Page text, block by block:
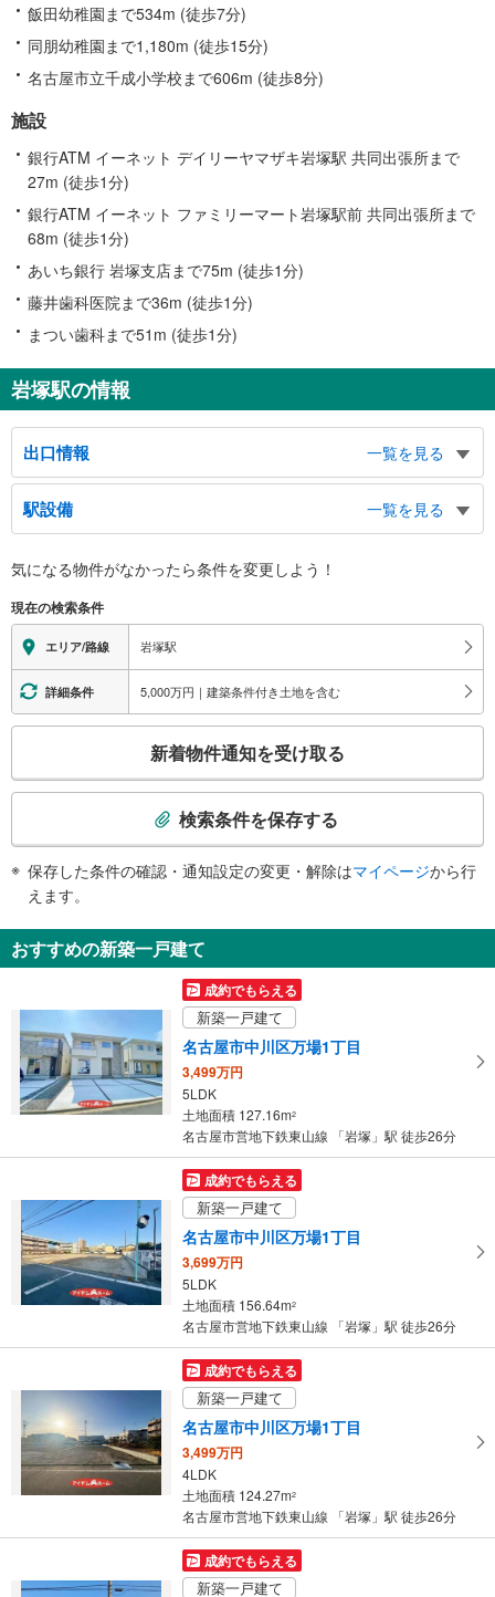
飯田幼稚園まで534m (徒歩7分)
同朋幼稚園まで1,180m (徒歩15分)
名古屋市立千成小学校まで606m (徒歩8分)
施設
銀行ATM イーネット デイリーヤマザキ岩塚駅 共同出張所まで
27m (徒歩1分)
銀行ATM イーネット ファミリーマート岩塚駅前 共同出張所まで
68m (徒歩1分)
あいち銀行 岩塚支店まで75m (徒歩1分)
藤井歯科医院まで36m (徒歩1分)
まつい歯科まで51m (徒歩1分)
岩塚駅の情報
出口情報
一覧を見る
１出口
市バス ３・４番のりば、御田中学校、岩塚本通１−３丁目、岩塚町１−３丁
目、豊国通６丁目、並木１丁目
２出口
宅、岩塚本通１−３丁目、五反城町１−８丁目、二瀬町、上石川町４・５丁目、
向島町４・５丁目
３出口
市バス １番のりば、千成小学校、あいち銀行、沖田町、畑江通８・９丁目、
鈍池町１−３丁目、豊国通４丁目、日ノ宮町１−５丁目
４出口
（利用時間 ６：００～２３：００）、市バス ５番のりば、名古屋銀行、畑
江通８・９丁目、鳥森町３−８丁目、豊国通６丁目
駅設備
一覧を見る
※段差なしでの移動経路
地上⇔改札⇔ホーム：○
エレベータ
・ホーム⇔改札
・１番出口西側
エスカレータ
・２番出口（６時～２３時）途中一部
・３番出口途中一部
・４番出口（６時～２３時）途中一部
トイレ
《多機能トイレ》
・改札外（４番出口方面）
・改札外（多機能トイレ付近）
その他
気になる物件がなかったら条件を変更しよう！
現在の検索条件
エリア/路線 岩塚駅
詳細条件 5,000万円｜建築条件付き土地を含む
検
知
を
け
取
る
・
条
イ
ペ
ー
ジ
に
存
る
新着物件通知を受け取る
検索条件を保存する
保存した条件の確認・通知設定の変更・解除はマイページから行
えます。
おすすめの新築一戸建て
成約でもらえる
新築一戸建て
名古屋市中川区万場1丁目
3,499万円
5LDK
土地面積 127.16m2
名古屋市営地下鉄東山線 「岩塚」駅 徒歩26分
成約でもらえる
新築一戸建て
名古屋市中川区万場1丁目
3,699万円
5LDK
土地面積 156.64m2
名古屋市営地下鉄東山線 「岩塚」駅 徒歩26分
成約でもらえる
新築一戸建て
名古屋市中川区万場1丁目
3,499万円
4LDK
土地面積 124.27m2
名古屋市営地下鉄東山線 「岩塚」駅 徒歩26分
成約でもらえる
新築一戸建て